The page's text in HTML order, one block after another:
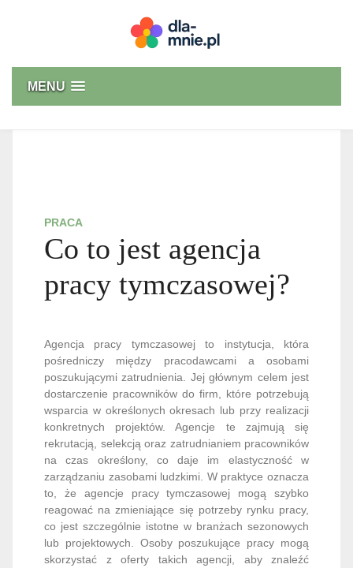
MENU
PRACA
Co to jest agencja
pracy tymczasowej?
Agencja pracy tymczasowej to instytucja, która
pośredniczy między pracodawcami a osobami
poszukującymi zatrudnienia. Jej głównym celem jest
dostarczenie pracowników do firm, które potrzebują
wsparcia w określonych okresach lub przy realizacji
konkretnych projektów. Agencje te zajmują się
rekrutacją, selekcją oraz zatrudnianiem pracowników
na czas określony, co daje im elastyczność w
zarządzaniu zasobami ludzkimi. W praktyce oznacza
to, że agencje pracy tymczasowej mogą szybko
reagować na zmieniające się potrzeby rynku pracy,
co jest szczególnie istotne w branżach sezonowych
lub projektowych. Osoby poszukujące pracy mogą
skorzystać z oferty takich agencji, aby znaleźć